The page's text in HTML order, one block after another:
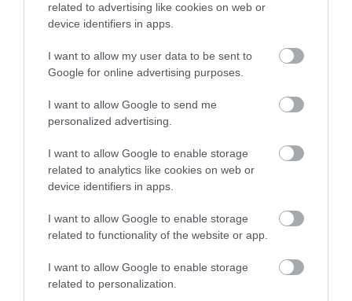
related to advertising like cookies on web or
device identifiers in apps.
I want to allow my user data to be sent to
Google for online advertising purposes.
I want to allow Google to send me
personalized advertising.
I want to allow Google to enable storage
related to analytics like cookies on web or
device identifiers in apps.
I want to allow Google to enable storage
related to functionality of the website or app.
I want to allow Google to enable storage
related to personalization.
összeülő Nemzetgyűlés elé a megválasztandó kormányzó
személyét. Az egyre nagyobb befolyást gyakorló fővezér
azonban egy hadparanccsal húzta keresztül számítását:
utasította az ügyvezető kormányt, hogy a Nemzetgyűlés
összeüléséig, illetve az új államfő megválasztásáig maradjon
hivatalban, így a kormányzóválasztást még ők tudják
üzenete, melyben deklarálták, hogy semmilyen formában
sem fogadják el a Habsburg-restaurációt, így a Friedrich
cím elnyerésére szertefoszlottak (nem csak a főherceg
feltételezte joggal, hogy Horthy keze is benne lehetett a
Habsburgokat elutasító antantálláspont megszületésében).
Horthy Miklós személye mellett viszont a Nemzeti Hadsereg